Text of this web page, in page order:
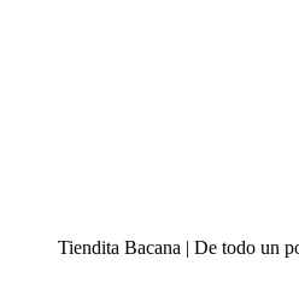
Tiendita Bacana | De todo un